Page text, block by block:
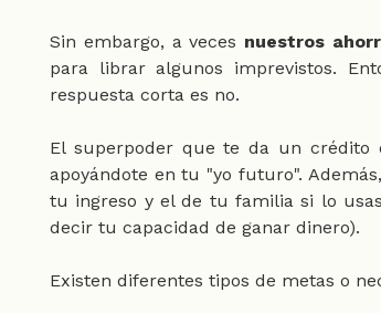
Sin embargo, a veces nuestros
para librar algunos imprevistos.
respuesta corta es no.
El superpoder que te da un crédito
apoyándote en tu "yo futuro".
tu ingreso y el de tu familia si lo
decir tu capacidad de ganar dinero).
Existen diferentes tipos de metas o